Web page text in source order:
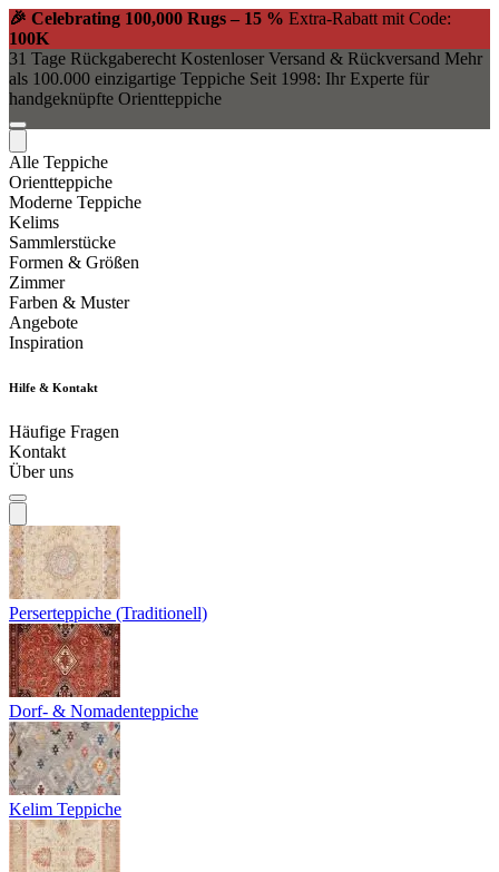
🎉 Celebrating 100,000 Rugs – 15 % Extra-Rabatt mit Code:
100K
31 Tage Rückgaberecht Kostenloser Versand & Rückversand Mehr
als 100.000 einzigartige Teppiche Seit 1998: Ihr Experte für
handgeknüpfte Orientteppiche
Alle Teppiche
Orientteppiche
Moderne Teppiche
Kelims
Sammlerstücke
Formen & Größen
Zimmer
Farben & Muster
Angebote
Inspiration
Hilfe & Kontakt
Häufige Fragen
Kontakt
Über uns
Perserteppiche (Traditionell)
Dorf- & Nomadenteppiche
Kelim Teppiche